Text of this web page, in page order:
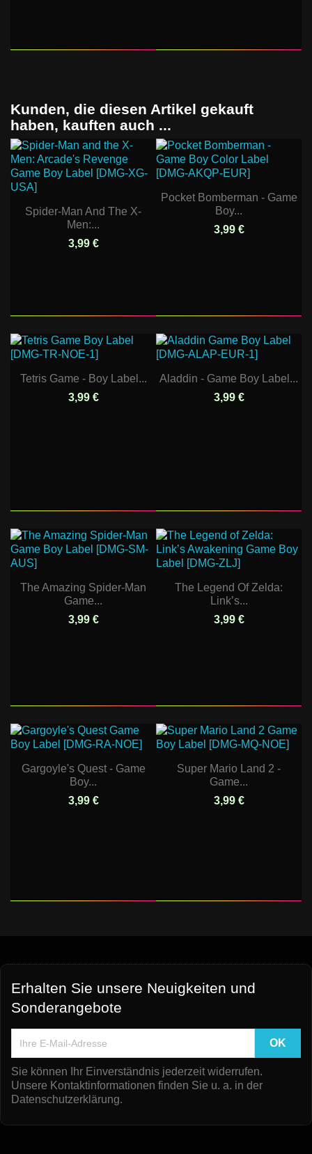
Kunden, die diesen Artikel gekauft
haben, kauften auch ...
Spider-Man And The X-
Men:...
3,99 €
Pocket Bomberman - Game
Boy...
3,99 €
Tetris Game - Boy Label...
3,99 €
Aladdin - Game Boy Label...
3,99 €
The Amazing Spider-Man
Game...
3,99 €
The Legend Of Zelda:
Link’s...
3,99 €
Gargoyle's Quest - Game
Boy...
3,99 €
Super Mario Land 2 -
Game...
3,99 €
Erhalten Sie unsere Neuigkeiten und
Sonderangebote
Sie können Ihr Einverständnis jederzeit widerrufen.
Unsere Kontaktinformationen finden Sie u. a. in der
Datenschutzerklärung.